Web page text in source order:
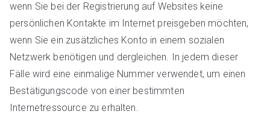
wenn Sie bei der Registrierung auf Websites keine
persönlichen Kontakte im Internet preisgeben möchten,
wenn Sie ein zusätzliches Konto in einem sozialen
Netzwerk benötigen und dergleichen. In jedem dieser
Fälle wird eine einmalige Nummer verwendet, um einen
Bestätigungscode von einer bestimmten
Internetressource zu erhalten.